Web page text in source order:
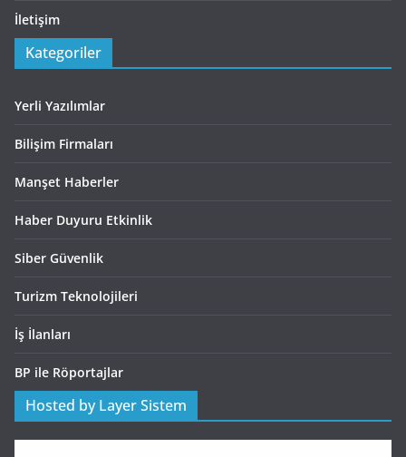
İletişim
Kategoriler
Yerli Yazılımlar
Bilişim Firmaları
Manşet Haberler
Haber Duyuru Etkinlik
Siber Güvenlik
Turizm Teknolojileri
İş İlanları
BP ile Röportajlar
Hosted by Layer Sistem